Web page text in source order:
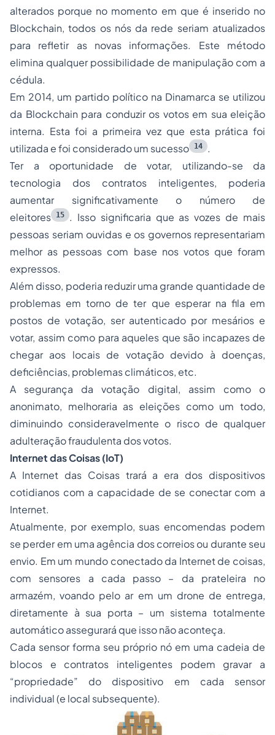
alterados porque no momento em que é inserido no
Blockchain, todos os nós da rede seriam atualizados
para refletir as novas informações. Este método
elimina qualquer possibilidade de manipulação com a
cédula.
Em 2014, um partido político na Dinamarca se utilizou
da Blockchain para conduzir os votos em sua eleição
interna. Esta foi a primeira vez que esta prática foi
utilizada e foi considerado um sucesso
14
.
Ter a oportunidade de votar, utilizando-se da
tecnologia dos contratos inteligentes, poderia
aumentar significativamente o número de
eleitores
15
. Isso significaria que as vozes de mais
pessoas seriam ouvidas e os governos representariam
melhor as pessoas com base nos votos que foram
expressos.
Além disso, poderia reduzir uma grande quantidade de
problemas em torno de ter que esperar na fila em
postos de votação, ser autenticado por mesários e
votar, assim como para aqueles que são incapazes de
chegar aos locais de votação devido à doenças,
deficiências, problemas climáticos, etc.
A segurança da votação digital, assim como o
anonimato, melhoraria as eleições como um todo,
diminuindo consideravelmente o risco de qualquer
adulteração fraudulenta dos votos.
Internet das Coisas (IoT)
A Internet das Coisas trará a era dos dispositivos
cotidianos com a capacidade de se conectar com a
Internet.
Atualmente, por exemplo, suas encomendas podem
se perder em uma agência dos correios ou durante seu
envio. Em um mundo conectado da Internet de coisas,
com sensores a cada passo – da prateleira no
armazém, voando pelo ar em um drone de entrega,
diretamente à sua porta – um sistema totalmente
automático assegurará que isso não aconteça.
Cada sensor forma seu próprio nó em uma cadeia de
blocos e contratos inteligentes podem gravar a
“propriedade” do dispositivo em cada sensor
individual (e local subsequente).